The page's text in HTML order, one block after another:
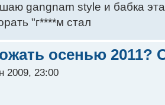
gangnam style и бабка
"г****м стал
осенью 2011?
2009, 23:00